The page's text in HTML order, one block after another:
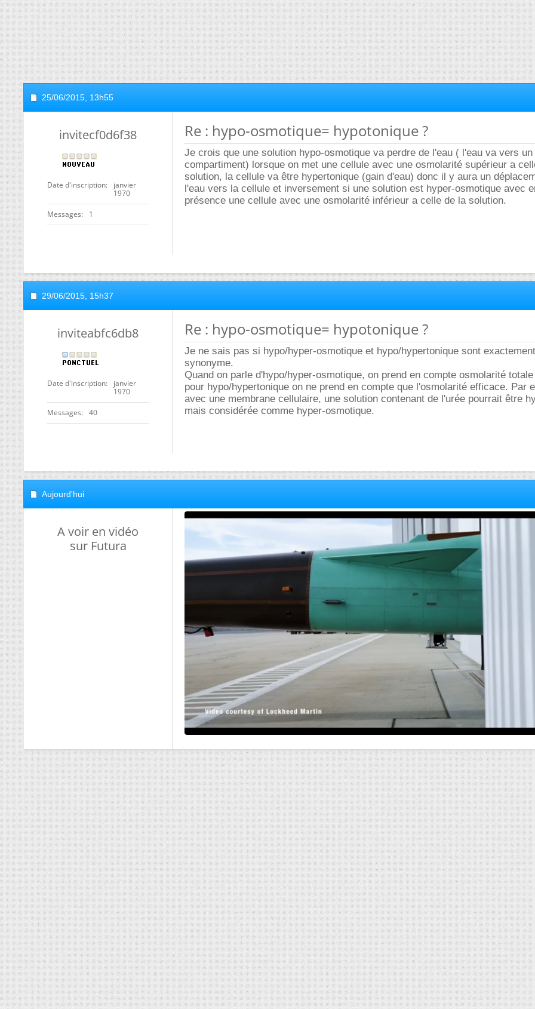
25/06/2015, 13h55
invitecf0d6f38
Date d'inscription
janvier
1970
Messages 1
Re : hypo-osmotique= hypotonique ?
Je crois que une solution hypo-osmotique va perdre de l'eau ( l'eau va vers un
compartiment) lorsque on met une cellule avec une osmolarité supérieur a
solution, la cellule va être hypertonique (gain d'eau) donc il y aura un
l'eau vers la cellule et inversement si une solution est hyper-osmotique avec
présence une cellule avec une osmolarité inférieur a celle de la solution.
29/06/2015, 15h37
inviteabfc6db8
Date d'inscription
janvier
1970
Messages 40
Re : hypo-osmotique= hypotonique ?
Je ne sais pas si hypo/hyper-osmotique et hypo/hypertonique sont exactement
synonyme.
Quand on parle d'hypo/hyper-osmotique, on prend en compte osmolarité
pour hypo/hypertonique on ne prend en compte que l'osmolarité efficace. Par
avec une membrane cellulaire, une solution contenant de l'urée pourrait être
mais considérée comme hyper-osmotique.
Aujourd'hui
A voir en vidéo
sur Futura